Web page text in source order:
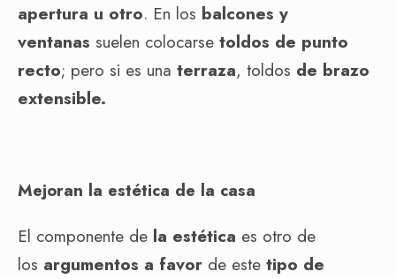
apertura u otro. En los balcones y
ventanas suelen colocarse toldos de punto
recto; pero si es una terraza, toldos de brazo
extensible.
Mejoran la estética de la casa
El componente de la estética es otro de
los argumentos a favor de este tipo de